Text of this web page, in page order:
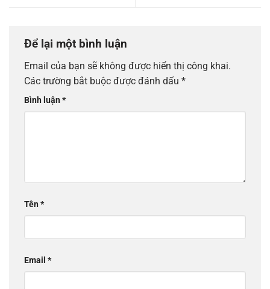
Để lại một bình luận
Email của bạn sẽ không được hiển thị công khai.
Các trường bắt buộc được đánh dấu *
Bình luận*
Tên*
Email *